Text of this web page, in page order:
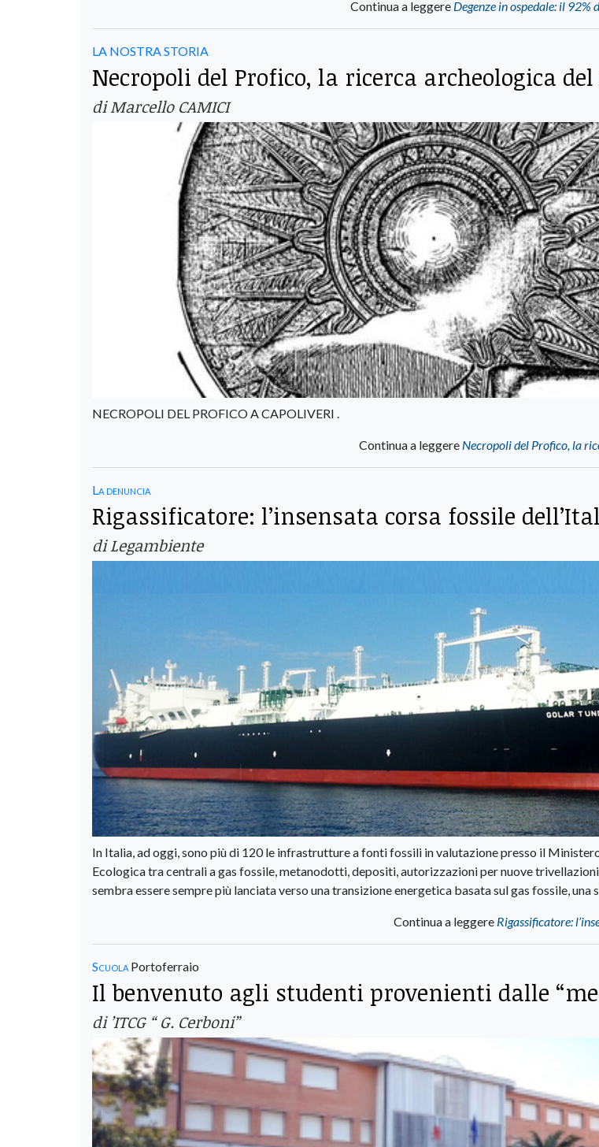
Continua a leggere Degenze in ospedale: il
LA NOSTRA STORIA
Necropoli del Profico, la ricerca archeologica
di Marcello CAMICI
NECROPOLI DEL PROFICO A CAPOLIVERI .
Continua a leggere Necropoli del Profico, la
La denuncia
Rigassificatore: l’insensata corsa fossile
di Legambiente
In Italia, ad oggi, sono più di 120 le infrastrutture a fonti fossili in valutazione presso il
Ecologica tra centrali a gas fossile, metanodotti, depositi, autorizzazioni per nuove
sembra essere sempre più lanciata verso una transizione energetica basata sul gas fossile, una
Continua a leggere Rigassificatore:
Scuola Portoferraio
Il benvenuto agli studenti provenienti dalle
di ’ITCG “ G. Cerboni”